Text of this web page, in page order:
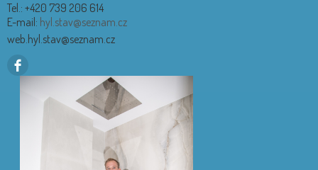
Tel.: +420 739 206 614
E-mail: hyl.stav@seznam.cz
web.hyl.stav@seznam.cz
.